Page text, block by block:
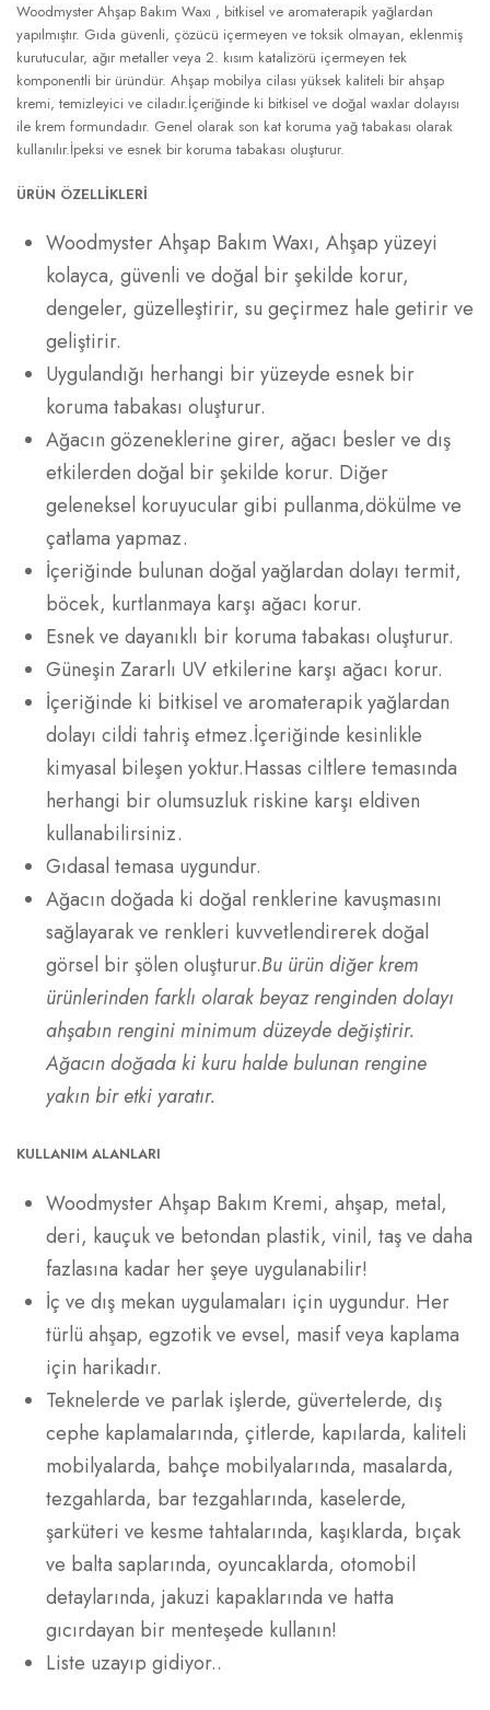
Woodmyster Ahşap Bakım Waxı , bitkisel ve aromaterapik yağlardan
yapılmıştır. Gıda güvenli, çözücü içermeyen ve toksik olmayan, eklenmiş
kurutucular, ağır metaller veya 2. kısım katalizörü içermeyen tek
komponentli bir üründür. Ahşap mobilya cilası yüksek kaliteli bir ahşap
kremi, temizleyici ve ciladır.İçeriğinde ki bitkisel ve doğal waxlar dolayısı
ile krem formundadır. Genel olarak son kat koruma yağ tabakası olarak
kullanılır.İpeksi ve esnek bir koruma tabakası oluşturur.
ÜRÜN ÖZELLİKLERİ
Woodmyster Ahşap Bakım Waxı, Ahşap yüzeyi
kolayca, güvenli ve doğal bir şekilde korur,
dengeler, güzelleştirir, su geçirmez hale getirir ve
geliştirir.
Uygulandığı herhangi bir yüzeyde esnek bir
koruma tabakası oluşturur.
Ağacın gözeneklerine girer, ağacı besler ve dış
etkilerden doğal bir şekilde korur. Diğer
geleneksel koruyucular gibi pullanma,dökülme ve
çatlama yapmaz.
İçeriğinde bulunan doğal yağlardan dolayı termit,
böcek, kurtlanmaya karşı ağacı korur.
Esnek ve dayanıklı bir koruma tabakası oluşturur.
Güneşin Zararlı UV etkilerine karşı ağacı korur.
İçeriğinde ki bitkisel ve aromaterapik yağlardan
dolayı cildi tahriş etmez.İçeriğinde kesinlikle
kimyasal bileşen yoktur.Hassas ciltlere temasında
herhangi bir olumsuzluk riskine karşı eldiven
kullanabilirsiniz.
Gıdasal temasa uygundur.
Ağacın doğada ki doğal renklerine kavuşmasını
sağlayarak ve renkleri kuvvetlendirerek doğal
görsel bir şölen oluşturur.Bu ürün diğer krem
ürünlerinden farklı olarak beyaz renginden dolayı
ahşabın rengini minimum düzeyde değiştirir.
Ağacın doğada ki kuru halde bulunan rengine
yakın bir etki yaratır.
KULLANIM ALANLARI
Woodmyster Ahşap Bakım Kremi, ahşap, metal,
deri, kauçuk ve betondan plastik, vinil, taş ve daha
fazlasına kadar her şeye uygulanabilir!
İç ve dış mekan uygulamaları için uygundur. Her
türlü ahşap, egzotik ve evsel, masif veya kaplama
için harikadır.
Teknelerde ve parlak işlerde, güvertelerde, dış
cephe kaplamalarında, çitlerde, kapılarda, kaliteli
mobilyalarda, bahçe mobilyalarında, masalarda,
tezgahlarda, bar tezgahlarında, kaselerde,
şarküteri ve kesme tahtalarında, kaşıklarda, bıçak
ve balta saplarında, oyuncaklarda, otomobil
detaylarında, jakuzi kapaklarında ve hatta
gıcırdayan bir menteşede kullanın!
Liste uzayıp gidiyor..